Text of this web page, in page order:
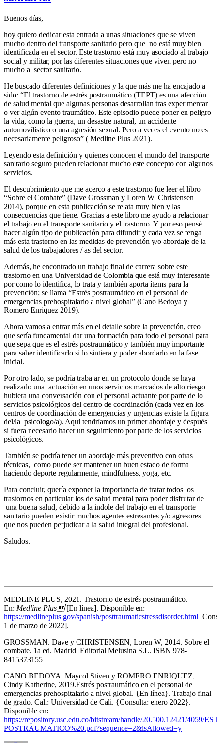
sí
se
cumplen.
Buenos días,
hoy quiero dedicar esta entrada a unas situaciones que se viven
mucho dentro del transporte sanitario pero que no está muy bien
identificada en el sector. Este trastorno está muy asociado al trabajo
social y militar, por las diferentes situaciones que viven pero no
mucho al sector sanitario.
He buscado diferentes definiciones y la que más me ha encajado a
sido: “El trastorno de estrés postraumático (TEPT) es una afección
de salud mental que algunas personas desarrollan tras experimentar
o ver algún evento traumático. Este episodio puede poner en peligro
la vida, como la guerra, un desastre natural, un accidente
automovilístico o una agresión sexual. Pero a veces el evento no es
necesariamente peligroso” ( Medline Plus 2021).
Leyendo esta definición y quienes conocen el mundo del transporte
sanitario seguro pueden relacionar mucho este concepto con algunos
servicios.
El descubrimiento que me acerco a este trastorno fue leer el libro
“Sobre el Combate” (Dave Grossman y Loren W. Christensen
2014), porque en esta publicación se relata muy bien y las
consecuencias que tiene. Gracias a este libro me ayudo a relacionar
el trabajo en el transporte sanitario y el trastorno. Y por eso pensé
hacer algún tipo de publicación para difundir y cada vez se tenga
más esta trastorno en las medidas de prevención y/o abordaje de la
salud de los trabajadores / as del sector.
Además, he encontrado un trabajo final de carrera sobre este
trastorno en una Universidad de Colombia que está muy interesante
por como lo identifica, lo trata y también aporta ítems para la
prevención; se llama “Estrés postraumático en el personal de
emergencias prehospitalario a nivel global” (Cano Bedoya y
Romero Enriquez 2019).
Ahora vamos a entrar más en el detalle sobre la prevención, creo
que sería fundamental dar una formación para todo el personal para
que sepa que es el estrés postraumático y también muy importante
para saber identificarlo si lo sintiera y poder abordarlo en la fase
inicial.
Por otro lado, se podría trabajar en un protocolo donde se haya
realizado una actuación en unos servicios marcados de alto riesgo
hubiera una conversación con el personal actuante por parte de lo
servicios psicológicos del centro de coordinación (cada vez en los
centros de coordinación de emergencias y urgencias existe la figura
del/la psicologo/a). Aquí tendríamos un primer abordaje y después
si fuera necesario hacer un seguimiento por parte de los servicios
psicológicos.
También se podría tener un abordaje más preventivo con otras
técnicas, como puede ser mantener un buen estado de forma
haciendo deporte regularmente, mindfulness, yoga, etc.
Para concluir, quería exponer la importancia de tratar todos los
trastornos en particular los de salud mental para poder disfrutar de
una buena salud, debido a la indole del trabajo en el transporte
sanitario pueden existir muchos agentes estresantes y/o agresores
que nos pueden perjudicar a la salud integral del profesional.
Saludos.
MEDLINE PLUS, 2021. Trastorno de estrés postraumático.
En: Medline Plus[En línea]. Disponible en:
https://medlineplus.gov/spanish/posttraumaticstressdisorder.html
1 de marzo de 2022].
GROSSMAN. Dave y CHRISTENSEN, Loren W, 2014. Sobre el
combate. 1a ed. Madrid. Editorial Melusina S.L. ISBN 978-
8415373155
CANO BEDOYA, Maycol Stiven y ROMERO ENRIQUEZ,
Cindy Katherine, 2019.Estrés postraumático en el personal de
emergencias prehospitalario a nivel global. {En línea}. Trabajo final
de grado. Cali: Universidad de Cali. {Consulta: enero 2022}.
Disponible en:
https://repository.usc.edu.co/bitstream/handle/20.500.12421/4059/
POSTRAUMATICO%20.pdf?sequence=2&isAllowed=y